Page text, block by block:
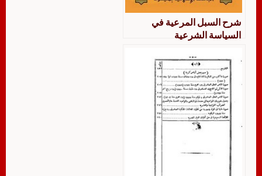
شرح السبل المرعية في
السياسة الشرعية